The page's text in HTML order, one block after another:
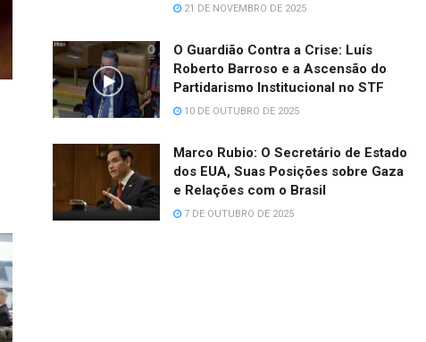
21 DE NOVEMBRO DE 2025
O Guardião Contra a Crise: Luís
Roberto Barroso e a Ascensão do
Partidarismo Institucional no STF
10 DE OUTUBRO DE 2025
Marco Rubio: O Secretário de Estado
dos EUA, Suas Posições sobre Gaza
e Relações com o Brasil
7 DE OUTUBRO DE 2025